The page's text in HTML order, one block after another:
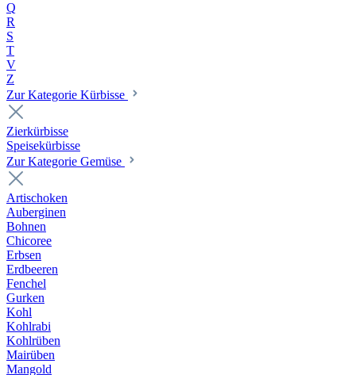
Q
R
S
T
V
Z
Zur Kategorie Kürbisse
Zierkürbisse
Speisekürbisse
Zur Kategorie Gemüse
Artischoken
Auberginen
Bohnen
Chicoree
Erbsen
Erdbeeren
Fenchel
Gurken
Kohl
Kohlrabi
Kohlrüben
Mairüben
Mangold